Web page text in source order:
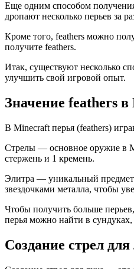
Еще одним способом
дропают несколько перьев за
Кроме того, feathers можно
получите feathers.
Итак, существуют несколько
улучшить свой игровой опыт.
Значение feathers
В Minecraft перья (feathers)
Стрелы — основное оружие в
стержень и 1 кремень.
Элитра — уникальный предмет
звездочками металла, чтобы
Чтобы получить больше
перья можно найти в
Создание стрел для